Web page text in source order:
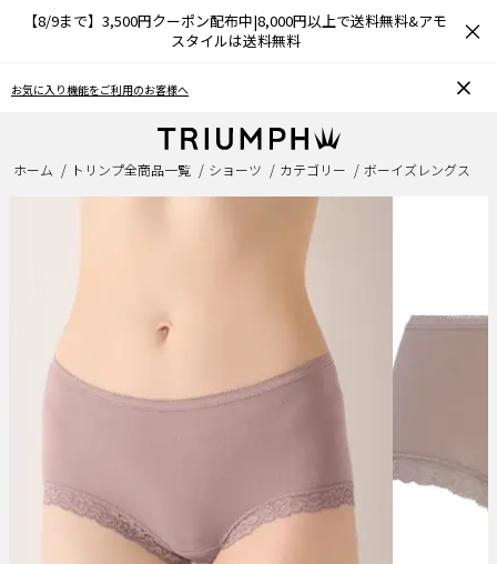
【8/9まで】3,500円クーポン配布中|8,000円以上で送料無料&アモ
スタイルは送料無料
×
お気に入り機能をご利用のお客様へ
ホーム トリンプ全商品一覧 ショーツ カテゴリー ボーイズレングス